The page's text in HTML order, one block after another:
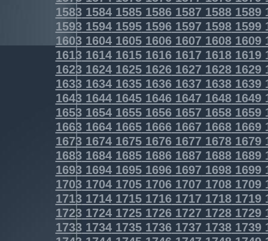
1583158415851586158715881589
1593159415951596159715981599
1603160416051606160716081609
1613161416151616161716181619
1623162416251626162716281629
1633163416351636163716381639
1643164416451646164716481649
1653165416551656165716581659
1663166416651666166716681669
1673167416751676167716781679
1683168416851686168716881689
1693169416951696169716981699
1703170417051706170717081709
1713171417151716171717181719
1723172417251726172717281729
1733173417351736173717381739